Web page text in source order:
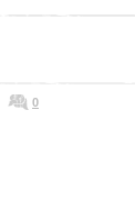
0